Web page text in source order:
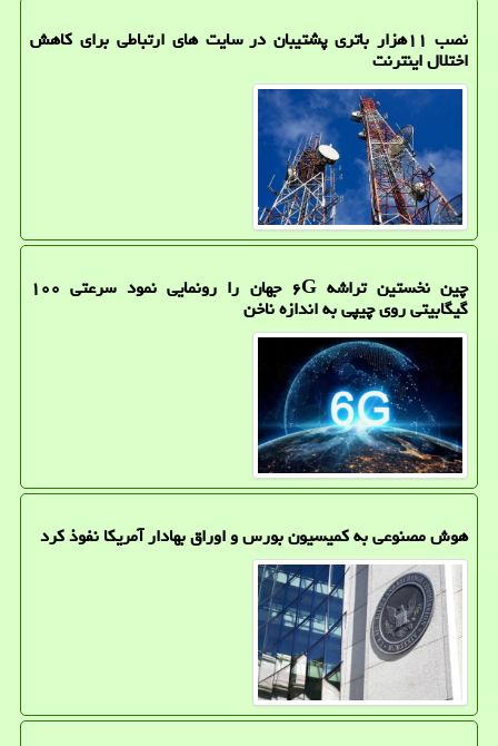
نصب ۱۱هزار باتری پشتیبان در سایت های ارتباطی برای کاهش
اختلال اینترنت
چین نخستین تراشه ۶G جهان را رونمایی نمود سرعتی ۱۰۰
گیگابیتی روی چیپی به اندازه ناخن
هوش مصنوعی به کمیسیون بورس و اوراق بهادار آمریکا نفوذ کرد